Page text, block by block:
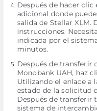
Después de hacer clic
adicional donde
salida de Stellar XLM.
instrucciones.
indicada por el
minutos.
Después de transferir
Monobank UAH, haz
Utilizando el enlace a
estado de la solicitud
Después de transferir
sistema de